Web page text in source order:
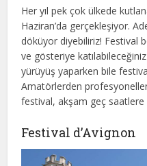
Her yıl pek çok ülkede
Haziran’da gerçekleşiyor.
döküyor diyebiliriz! Festival
ve gösteriye
yürüyüş yaparken bile
Amatörlerden
festival, akşam geç
Festival d’Avignon